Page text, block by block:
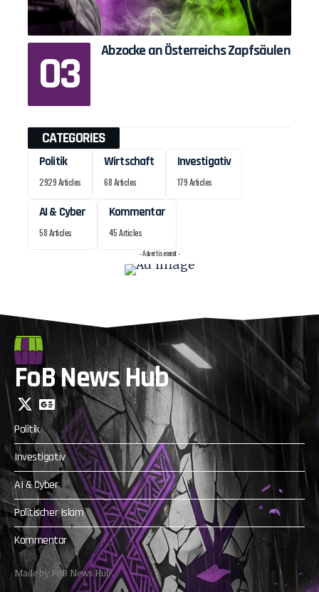
Abzocke an Österreichs Zapfsäulen
CATEGORIES
Politik
2929 Articles
Wirtschaft
68 Articles
Investigativ
179 Articles
AI & Cyber
58 Articles
Kommentar
45 Articles
- Advertisement -
FoB News Hub
Politik
Investigativ
AI & Cyber
Politischer Islam
Kommentar
Made by FoB News Hub.